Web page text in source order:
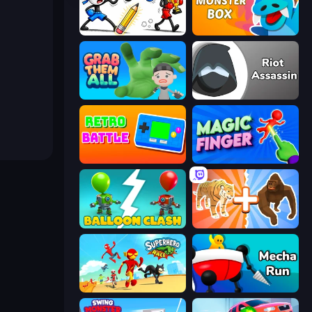
Doodle Smash Monster Box
Grab Them All Riot Assassin
Retro Battle Magic Finger 3D
Balloon Clash Animal DNA Run
Superhero Race! Mecha Run